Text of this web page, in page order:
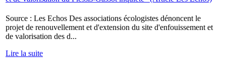
Source : Les Echos Des associations écologistes dénoncent le
projet de renouvellement et d'extension du site d'enfouissement et
de valorisation des d...
Lire la suite